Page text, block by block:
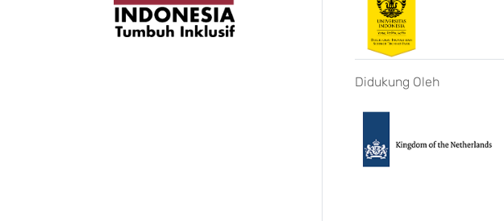
Didukung Oleh